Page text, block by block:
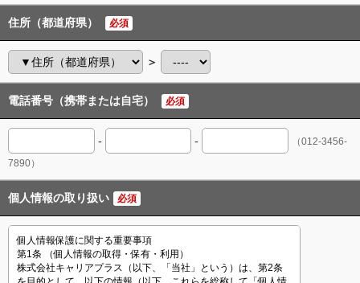
住所（都道府県） 必須
＞
電話番号（携帯または自宅） 必須
- -
（012-3456-
7890）
個人情報の取り扱い 必須